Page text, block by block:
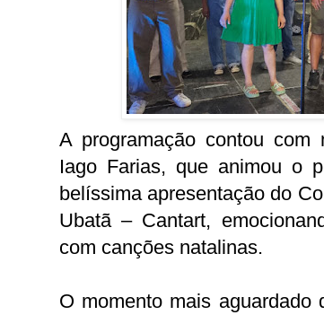
A programação contou
Iago Farias, que animou o
belíssima apresentação do
Ubatã – Cantart,
com canções natalinas.
O momento mais